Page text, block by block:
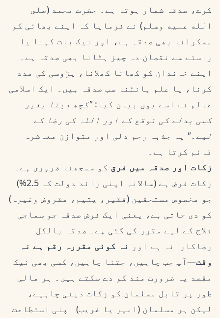
کرے، صدقہ شمار ہوتا ہے۔ حضرت محمد (صلى
الله عليه وسلم) نے فرمایا کہ اپنے بھائی کو
مسکرانا بھی صدقہ ہے، اور نیک بات کہنا یا
راستے سے نقصان دہ چیز ہٹانا بھی صدقہ ہے۔
اپنے خاندان کو کھانا کھلانا، پڑوسی کی مدد
کرنا، یا علم بانٹنا سب صدقہ ہیں۔ ایک اسلامی
عالم نے اسے یوں بیان کیا:"کچھ دینا بغیر
کسی بدلے کی توقع کے اور اللہ کی رضا کے
لیے۔" یہ جذبہ رحم دلی اور متوازن معاشرہ
قائم کرتا ہے۔
زکات اور صدقہ میں فرق کو سمجھنا ضروری ہے۔
زکات فرض ہے (سالانہ اپنی زائد دولت کا 2.5%)
جو مخصوص مستحقین (فقیر، یتیم، مقروض وغیرہ)
کو دی جاتی ہے، یعنی ایک فرض صدقہ جو سماجی
فلاح کے لیے مقرر کی گئی ہے۔ صدقہ بالکل
رضاکارانہ ہے اور
نہ کوئی مقررہ رقم ہے نہ
وقت—آپ جب چاہیں، جتنا چاہیں، کسی بھی نیک
مقصد یا ضرورت مند کو دے سکتے ہیں۔ ہر مالی
طور پر قابل مسلمان کو زکات دینی چاہیے،
لیکن ہر مسلمان (امیر یا غریب) اپنی استطاعت